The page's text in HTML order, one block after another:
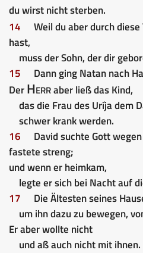
du wirst nicht sterben.
14
Weil du aber durch diese
hast,
muss der Sohn, der dir
15
Dann ging Natan nach
DerHerraber ließ das Kind,
das die Frau des Uríja dem
schwer krank werden.
16
David suchte Gott
fastete streng;
und wenn er heimkam,
legte er sich bei Nacht auf
17
Die Ältesten seines
um ihn dazu zu bewegen,
Er aber wollte nicht
und aß auch nicht mit ihnen.